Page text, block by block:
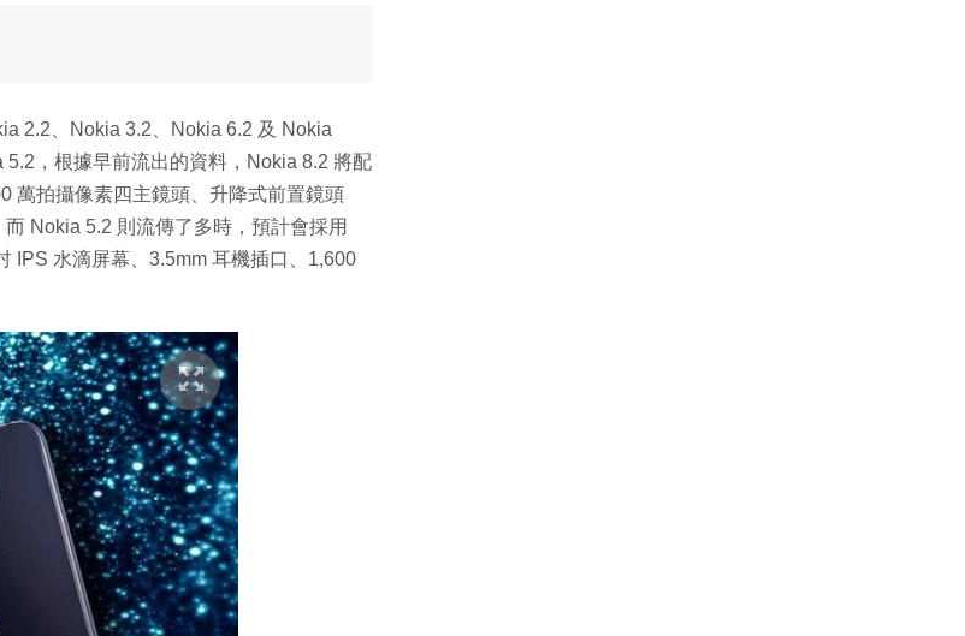
2.2、Nokia 3.2、Nokia 6.2 及 Nokia
，根據早前流出的資料，Nokia 8.2 將配
萬拍攝像素四主鏡頭、升降式前置鏡頭
Nokia 5.2 則流傳了多時，預計會採用
IPS 水滴屏幕、3.5mm 耳機插口、1,600